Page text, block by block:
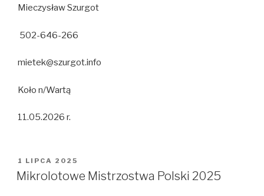
Mieczysław Szurgot
502-646-266
mietek@szurgot.info
Koło n/Wartą
11.05.2026 r.
OPUBLIKOWANE
W
1 LIPCA 2025
Mikrolotowe Mistrzostwa Polski 2025